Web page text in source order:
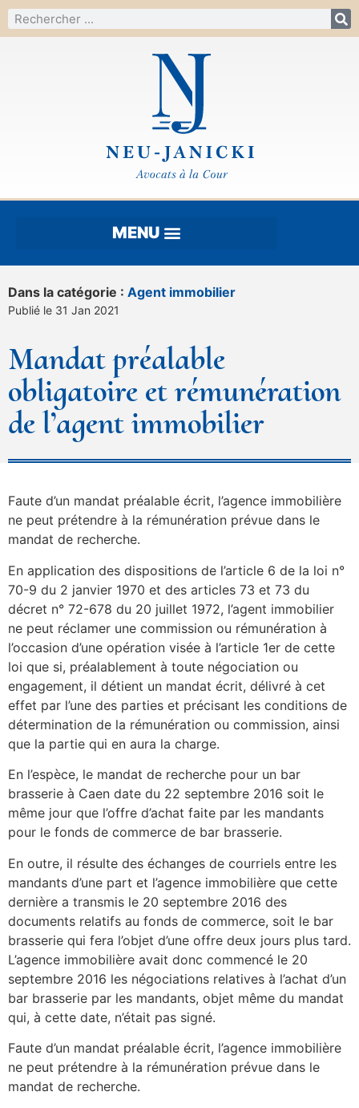
Dans la catégorie : Agent immobilier
Publié le 31 Jan 2021
Mandat préalable
obligatoire et rémunération
de l’agent immobilier
Faute d’un mandat préalable écrit, l’agence immobilière
ne peut prétendre à la rémunération prévue dans le
mandat de recherche.
En application des dispositions de l’article 6 de la loi n°
70-9 du 2 janvier 1970 et des articles 73 et 73 du
décret n° 72-678 du 20 juillet 1972, l’agent immobilier
ne peut réclamer une commission ou rémunération à
l’occasion d’une opération visée à l’article 1er de cette
loi que si, préalablement à toute négociation ou
engagement, il détient un mandat écrit, délivré à cet
effet par l’une des parties et précisant les conditions de
détermination de la rémunération ou commission, ainsi
que la partie qui en aura la charge.
En l’espèce, le mandat de recherche pour un bar
brasserie à Caen date du 22 septembre 2016 soit le
même jour que l’offre d’achat faite par les mandants
pour le fonds de commerce de bar brasserie.
En outre, il résulte des échanges de courriels entre les
mandants d’une part et l’agence immobilière que cette
dernière a transmis le 20 septembre 2016 des
documents relatifs au fonds de commerce, soit le bar
brasserie qui fera l’objet d’une offre deux jours plus tard.
L’agence immobilière avait donc commencé le 20
septembre 2016 les négociations relatives à l’achat d’un
bar brasserie par les mandants, objet même du mandat
qui, à cette date, n’était pas signé.
Faute d’un mandat préalable écrit, l’agence immobilière
ne peut prétendre à la rémunération prévue dans le
mandat de recherche.